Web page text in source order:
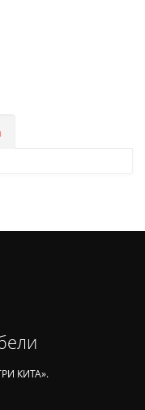
КИТА».